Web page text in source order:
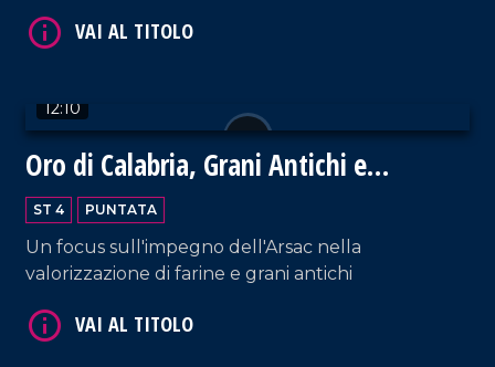
12:10
Oro di Calabria, Grani Antichi e
Biodiversità
ST 4 PUNTATA
Un focus sull'impegno dell'Arsac nella
valorizzazione di farine e grani antichi
VAI AL TITOLO
VAI AL TITOLO